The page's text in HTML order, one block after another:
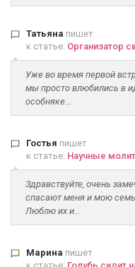
Татьяна пишет
к статье: Организатор
Уже во время первой
мы просто влюбились в
особняке...
Гостья пишет
к статье: Научные
Здравствуйте, очень
спасают меня и мою
Люблю их и...
Марина пишет